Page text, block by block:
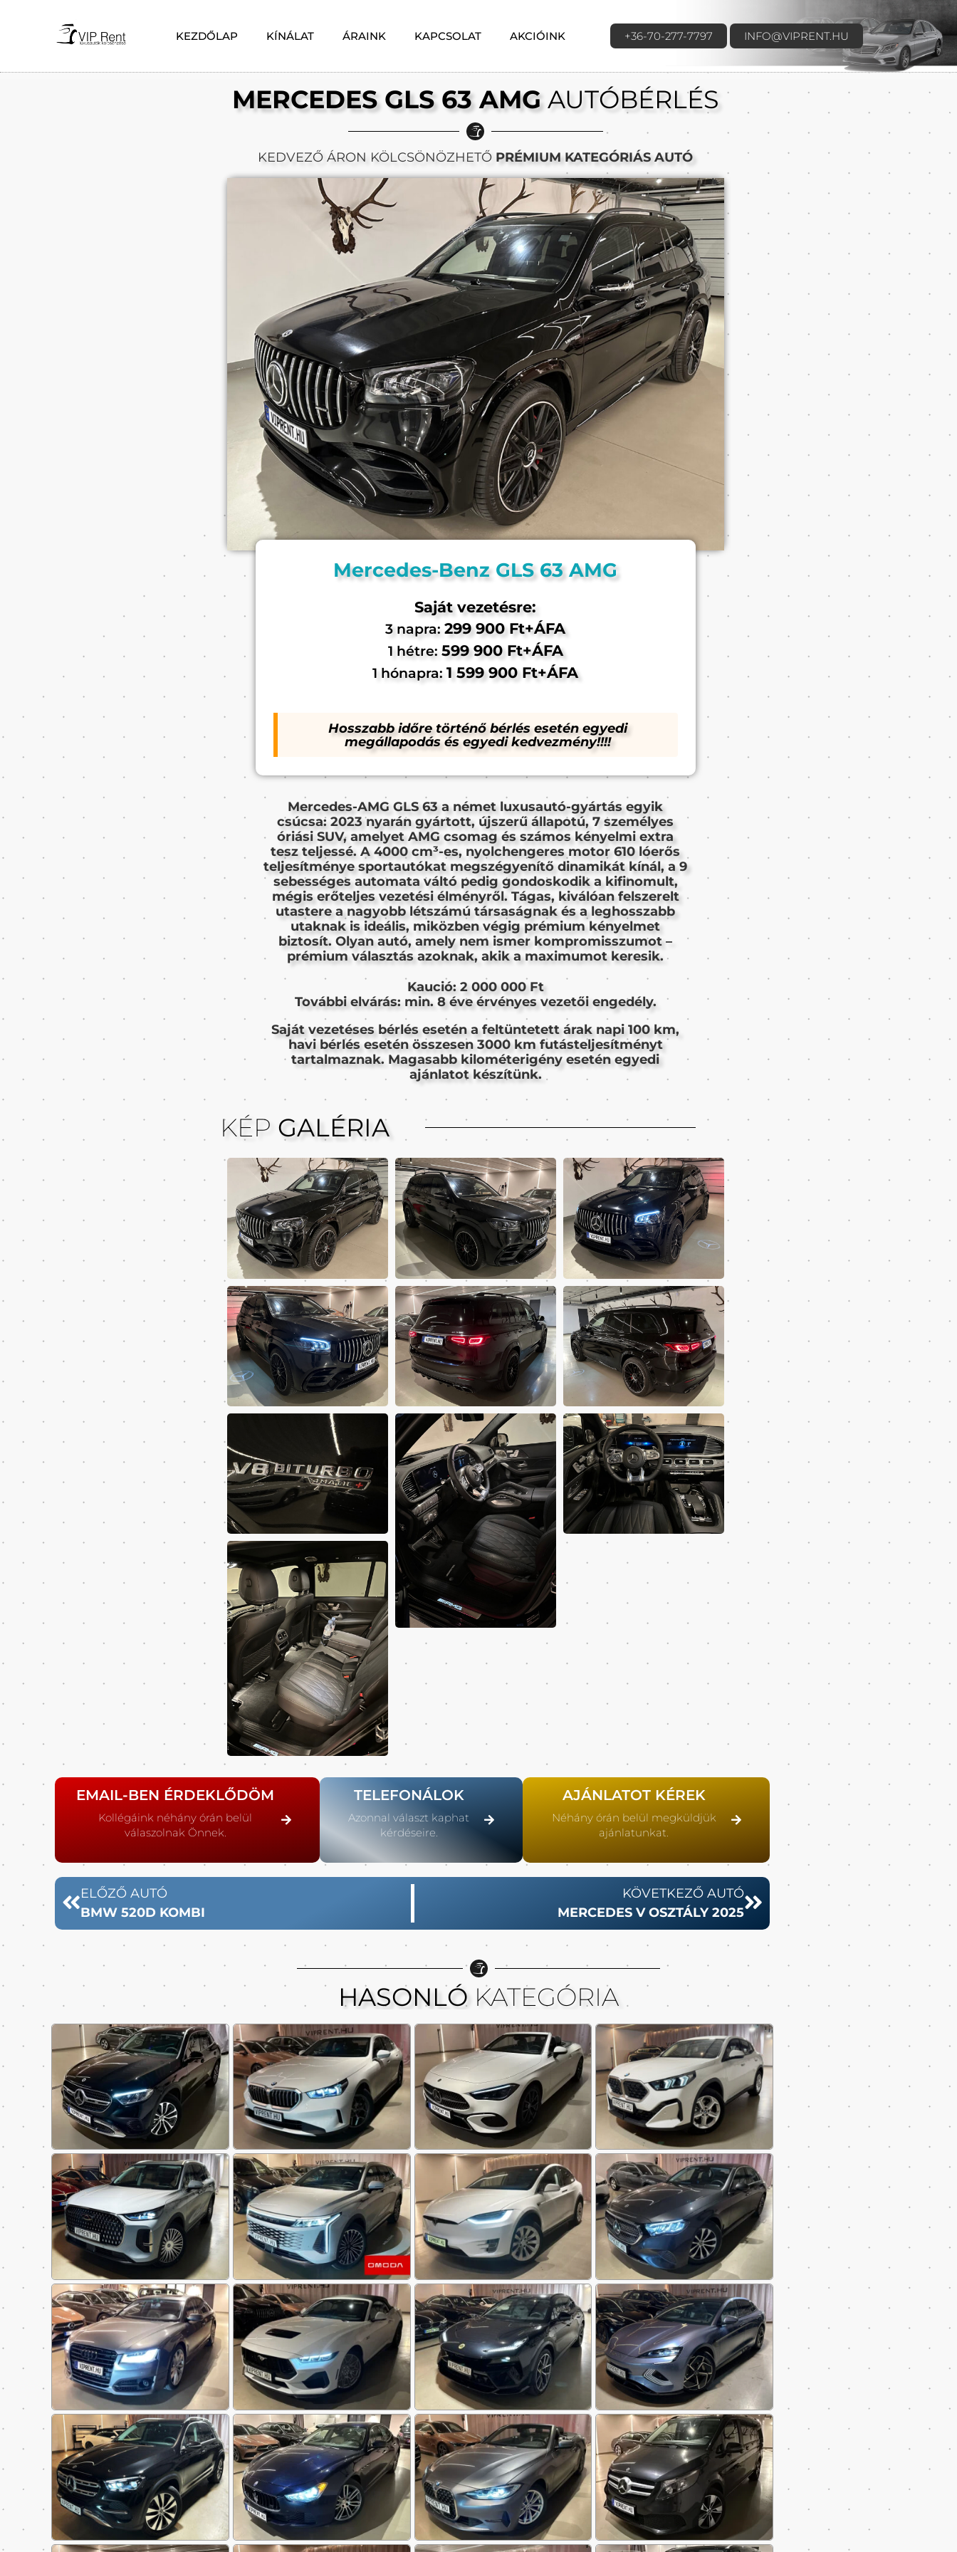
KEZDŐLAP KÍNÁLAT ÁRAINK KAPCSOLAT AKCIÓINK +36-70-277-7797 INFO@VIPRENT.HU
MERCEDES GLS 63 AMGAUTÓBÉRLÉS
KEDVEZŐ ÁRON KÖLCSÖNÖZHETŐ PRÉMIUM KATEGÓRIÁS AUTÓ
Mercedes-Benz GLS 63 AMG
Saját vezetésre:
3 napra:299 900 Ft+ÁFA
1 hétre: 599 900 Ft+ÁFA
1 hónapra:1 599 900 Ft+ÁFA
Hosszabb időre történő bérlés esetén egyedi
megállapodás és egyedi kedvezmény!!!!
Mercedes-AMG GLS 63 a német luxusautó-gyártás egyik
csúcsa: 2023 nyarán gyártott, újszerű állapotú, 7 személyes
óriási SUV, amelyet AMG csomag és számos kényelmi extra
tesz teljessé. A 4000 cm³-es, nyolchengeres motor 610 lóerős
teljesítménye sportautókat megszégyenítő dinamikát kínál, a 9
sebességes automata váltó pedig gondoskodik a kifinomult,
mégis erőteljes vezetési élményről. Tágas, kiválóan felszerelt
utastere a nagyobb létszámú társaságnak és a leghosszabb
utaknak is ideális, miközben végig prémium kényelmet
biztosít. Olyan autó, amely nem ismer kompromisszumot –
prémium választás azoknak, akik a maximumot keresik.
Kaució: 2 000 000 Ft
További elvárás: min. 8 éve érvényes vezetői engedély.
Saját vezetéses bérlés esetén a feltüntetett árak napi 100 km,
havi bérlés esetén összesen 3000 km futásteljesítményt
tartalmaznak. Magasabb kilométerigény esetén egyedi
ajánlatot készítünk.
KÉP GALÉRIA
EMAIL-BEN ÉRDEKLŐDÖM
Kollégáink néhány órán belül
válaszolnak Önnek.
TELEFONÁLOK
Azonnal választ kaphat
kérdéseire.
AJÁNLATOT KÉREK
Néhány órán belül megküldjük
ajánlatunkat.
ELŐZŐ AUTÓ
BMW 520D KOMBI
KÖVETKEZŐ AUTÓ
MERCEDES V OSZTÁLY 2025
HASONLÓ KATEGÓRIA